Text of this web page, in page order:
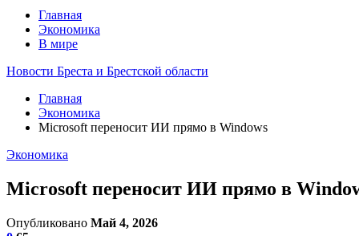
Главная
Экономика
В мире
Новости Бреста и Брестской области
Главная
Экономика
Microsoft переносит ИИ прямо в Windows
Экономика
Microsoft переносит ИИ прямо в
Опубликовано Май 4, 2026